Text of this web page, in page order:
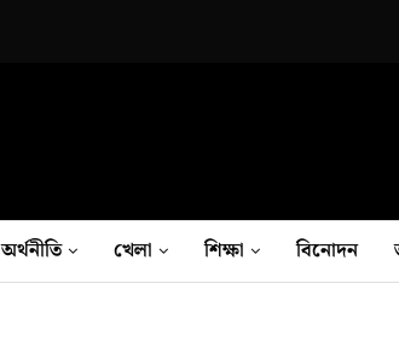
অর্থনীতি খেলা শিক্ষা বিনোদন